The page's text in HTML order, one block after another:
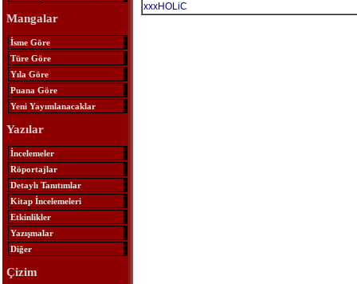
Mangalar
İsme Göre
Türe Göre
Yıla Göre
Puana Göre
Yeni Yayımlanacaklar
Yazılar
İncelemeler
Röportajlar
Detaylı Tanıtımlar
Kitap İncelemeleri
Etkinlikler
Yazışmalar
Diğer
Çizim
xxxHOLiC